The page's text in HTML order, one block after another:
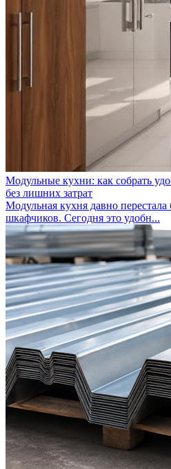
Модульные кухни: как собрать
без лишних затрат
Модульная кухня давно
шкафчиков. Сегодня это удобн...